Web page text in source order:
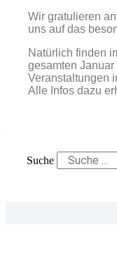
Wir gratulieren
uns auf das
Natürlich finden
gesamten
Veranstaltungen
Alle Infos dazu
Suche